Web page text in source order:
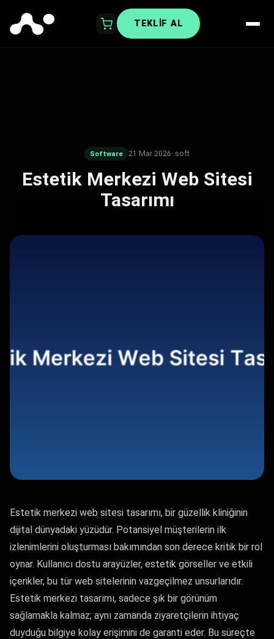
TEKLIF AL
Software 21 Mar 2026· soft
Estetik Merkezi Web Sitesi
Tasarımı
Estetik merkezi web sitesi tasarımı, bir güzellik kliniğinin
dijital dünyadaki yüzüdür. Potansiyel müşterilerin ilk
izlenimlerini oluşturması bakımından son derece kritik bir rol
oynar. Kullanıcı dostu arayüzler, estetik görseller ve etkili
içerikler, bu tür web sitelerinin vazgeçilmez unsurlarıdır.
Estetik merkezi tasarımı, sadece şık bir görünüm
sağlamakla kalmaz; aynı zamanda ziyaretçilerin ihtiyaç
duyduğu bilgiye kolay erişimini de garanti eder. Bu süreçte